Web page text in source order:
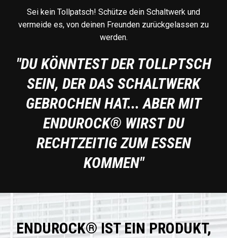
Sei kein Tollpatsch! Schütze dein Schaltwerk und
vermeide es, von deinen Freunden zurückgelassen zu
werden.
"DU KÖNNTEST DER TOLLPTSCH
SEIN, DER DAS SCHALTWERK
GEBROCHEN HAT... ABER MIT
ENDUROCK® WIRST DU
RECHTZEITIG ZUM ESSEN
KOMMEN"
ENDUROCK® IST EIN PRODUKT,